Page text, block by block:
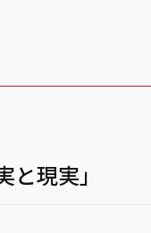
現実」